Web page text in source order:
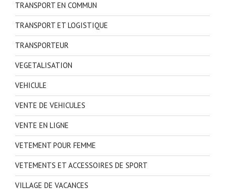
TRANSPORT EN COMMUN
TRANSPORT ET LOGISTIQUE
TRANSPORTEUR
VEGETALISATION
VEHICULE
VENTE DE VEHICULES
VENTE EN LIGNE
VETEMENT POUR FEMME
VETEMENTS ET ACCESSOIRES DE SPORT
VILLAGE DE VACANCES